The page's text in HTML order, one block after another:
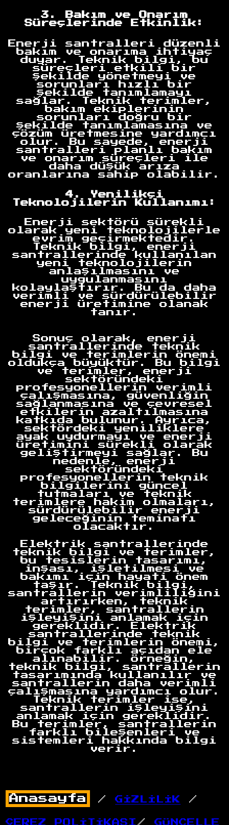
3. Bakım ve Onarım
Süreçlerinde Etkinlik:
Enerji santralleri düzenli
bakım ve onarıma ihtiyaç
duyar. Teknik bilgi, bu
süreçleri etkili bir
şekilde yönetmeyi ve
sorunları hızlı bir
şekilde tanımlamayı
sağlar. Teknik terimler,
bakım ekiplerinin
sorunları doğru bir
şekilde tanımlamasına ve
çözüm üretmesine yardımcı
olur. Bu sayede, enerji
santralleri planlı bakım
ve onarım süreçleri ile
daha düşük arıza
oranlarına sahip olabilir.
4. Yenilikçi
Teknolojilerin Kullanımı:
Enerji sektörü sürekli
olarak yeni teknolojilerle
evrim geçirmektedir.
Teknik bilgi, enerji
santrallerinde kullanılan
yeni teknolojilerin
anlaşılmasını ve
uygulanmasını
kolaylaştırır. Bu da daha
verimli ve sürdürülebilir
enerji üretimine olanak
tanır.
Sonuç olarak, enerji
santrallerinde teknik
bilgi ve terimlerin önemi
oldukça büyüktür. Bu bilgi
ve terimler, enerji
sektöründeki
profesyonellerin verimli
çalışmasına, güvenliğin
sağlanmasına ve çevresel
etkilerin azaltılmasına
katkıda bulunur. Ayrıca,
sektördeki yeniliklere
ayak uydurmayı ve enerji
üretimini sürekli olarak
geliştirmeyi sağlar. Bu
nedenle, enerji
sektöründeki
profesyonellerin teknik
bilgilerini güncel
tutmaları ve teknik
terimlere hakim olmaları,
sürdürülebilir enerji
geleceğinin teminatı
olacaktır.
Elektrik santrallerinde
teknik bilgi ve terimler,
bu tesislerin tasarımı,
inşası, işletilmesi ve
bakımı için hayati önem
taşır. Teknik bilgi,
santrallerin verimliliğini
artırırken, teknik
terimler, santrallerin
işleyişini anlamak için
gereklidir. Elektrik
santrallerinde teknik
bilgi ve terimlerin önemi,
birçok farklı açıdan ele
alınabilir. Örneğin,
teknik bilgi, santrallerin
tasarımında kullanılır ve
santrallerin daha verimli
çalışmasına yardımcı olur.
Teknik terimler ise,
santrallerin işleyişini
anlamak için gereklidir.
Bu terimler, santrallerin
farklı bileşenleri ve
sistemleri hakkında bilgi
verir.
Anasayfa
/ GİZLİLİK /
ÇEREZ POLİTİKASI / GÜNCELLE